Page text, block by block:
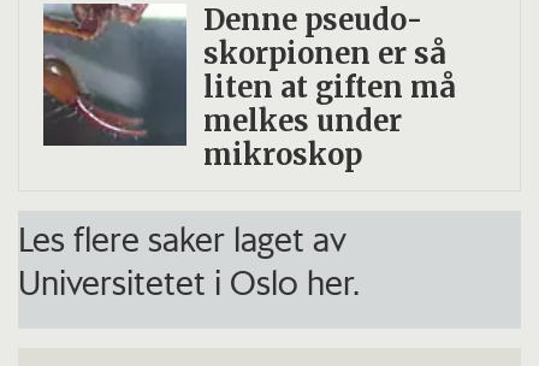
Denne pseudo­
skorpionen er så
liten at giften må
melkes under
mikroskop
Les flere saker laget av
Universitetet i Oslo her.